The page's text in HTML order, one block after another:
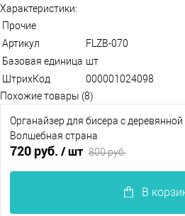
Характеристики:
Прочие
Артикул
FLZB-070
Базовая единица шт
ШтрихКод
000001024098
Похожие товары (8)
Органайзер для бисера с
Волшебная страна
720 руб. / шт 800 руб.
В